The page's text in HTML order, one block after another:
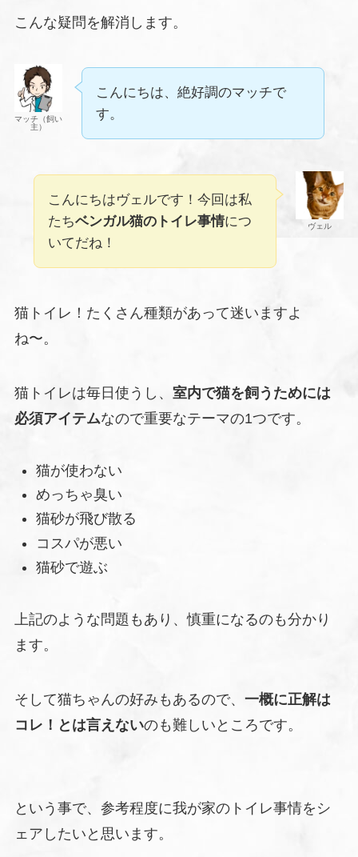
こんな疑問を解消します。
マッチ（飼い
主）
こんにちは、絶好調のマッチで
す。
ヴェル
こんにちはヴェルです！今回は私
たちベンガル猫のトイレ事情につ
いてだね！
猫トイレ！たくさん種類があって迷いますよ
ね〜。
猫トイレは毎日使うし、 室内で猫を飼うためには
必須アイテムなので重要なテーマの1つです。
猫が使わない
めっちゃ臭い
猫砂が飛び散る
コスパが悪い
猫砂で遊ぶ
上記のような問題もあり、慎重になるのも分かり
ます。
そして猫ちゃんの好みもあるので、 一概に正解は
コレ！とは言えないのも難しいところです。
という事で、参考程度に我が家のトイレ事情をシ
ェアしたいと思います。